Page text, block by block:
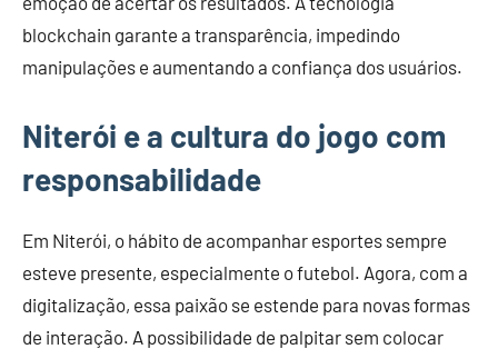
blockchain garante a transparência, impedindo
manipulações e aumentando a confiança dos usuários.
Niterói e a cultura do jogo com
responsabilidade
Em Niterói, o hábito de acompanhar esportes sempre
esteve presente, especialmente o futebol. Agora, com a
digitalização, essa paixão se estende para novas formas
de interação. A possibilidade de palpitar sem colocar